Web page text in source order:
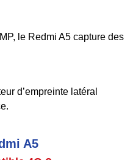
le Redmi A5 capture des
d’empreinte latéral
A5